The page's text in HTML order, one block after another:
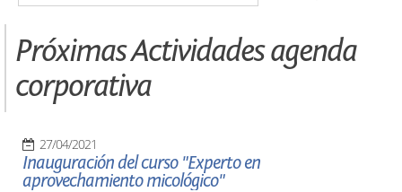
Próximas Actividades agenda
corporativa
27/04/2021
Inauguración del curso "Experto en
aprovechamiento micológico"